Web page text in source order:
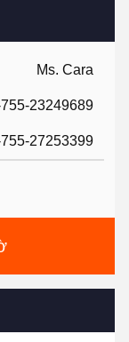
Ms. Cara
23249689
27253399